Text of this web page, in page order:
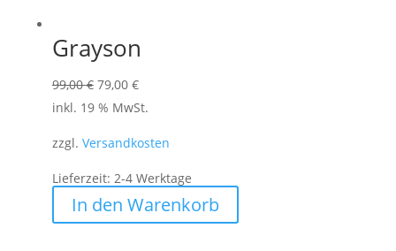
Grayson
99,00€ Ursprünglicher
Preis
99,00 €
79,00 €Aktueller
Preis
79,00 €.
inkl. 19 % MwSt.
zzgl. Versandkosten
Lieferzeit: 2-4 Werktage
In den Warenkorb